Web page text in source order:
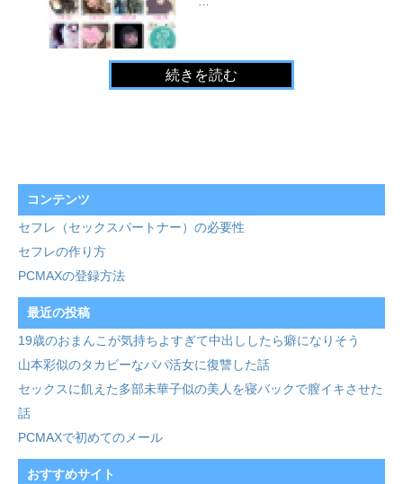
続きを読む
コンテンツ
セフレ（セックスパートナー）の必要性
セフレの作り方
PCMAXの登録方法
最近の投稿
19歳のおまんこが気持ちよすぎて中出ししたら癖になりそう
山本彩似のタカビーなパパ活女に復讐した話
セックスに飢えた多部未華子似の美人を寝バックで膣イキさせた
話
PCMAXで初めてのメール
おすすめサイト